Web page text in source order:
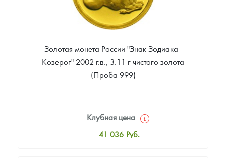
Золотая монета России "Знак Зодиака -
Козерог" 2002 г.в., 3.11 г чистого золота
(Проба 999)
Клубная цена
41 036 Руб.